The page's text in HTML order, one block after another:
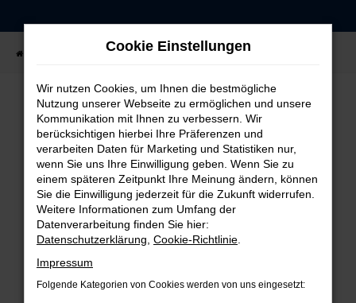
Zum
springen
Fahrzeugangebote Fahrzeug-Showroom
FEHLER: NETWORK ERROR
Beim Laden ist ein Fehler aufgetreten.
Hier sind ein paar Tipps, die dir helfen können:
Überprüfe deine Firewall und deine
Internetverbindung.
Suchmaschine?
Cookie Einstellungen
Wir nutzen Cookies, um Ihnen die bestmögliche
Nutzung unserer Webseite zu ermöglichen und unsere
Kommunikation mit Ihnen zu verbessern. Wir
berücksichtigen hierbei Ihre Präferenzen und
verarbeiten Daten für Marketing und Statistiken nur,
wenn Sie uns Ihre Einwilligung geben. Wenn Sie zu
einem späteren Zeitpunkt Ihre Meinung ändern, können
Sie die Einwilligung jederzeit für die Zukunft widerrufen.
Weitere Informationen zum Umfang der
Datenverarbeitung finden Sie hier:
Datenschutzerklärung Cookie-Richtlinie
Impressum
Folgende Kategorien von Cookies werden von uns eingesetzt: